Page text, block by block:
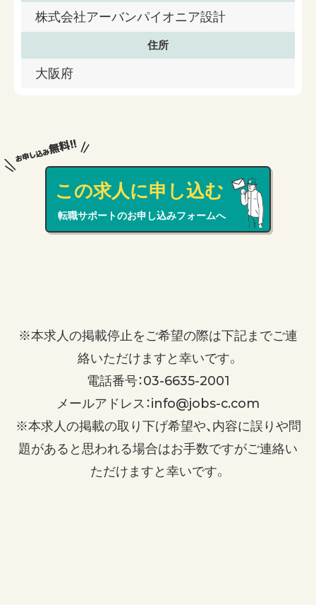
株式会社アーバンパイオニア設計
住所
大阪府
この求人に申し込む
転職サポートのお申し込みフォームへ
※本求人の掲載停止をご希望の際は下記までご連
絡いただけますと幸いです。
電話番号：03-6635-2001
メールアドレス：info@jobs-c.com
※本求人の掲載の取り下げ希望や、内容に誤りや問
題があると思われる場合はお手数ですがご連絡い
ただけますと幸いです。